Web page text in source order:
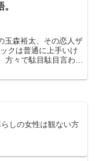
玉森裕太、その恋人ザ
クは普通に上手いけ
方々で駄目駄目言われ
しの女性は観ない方